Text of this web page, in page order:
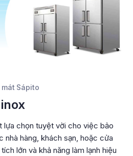
mát Sápito
lựa chọn tuyệt vời cho việc bảo
nhà hàng, khách sạn, hoặc cửa
lớn và khả năng làm lạnh hiệu